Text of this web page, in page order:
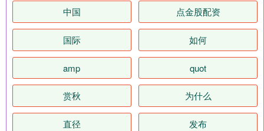
中国 点金股配资
国际 如何
amp quot
赏秋 为什么
直径 发布